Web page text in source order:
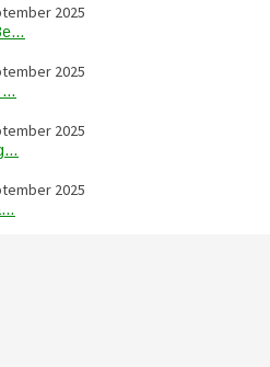
2025
2025
…
2025
2025